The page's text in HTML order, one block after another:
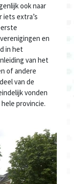
ook naar
extra’s
en
in het
van het
of andere
van de
vonden
provincie.